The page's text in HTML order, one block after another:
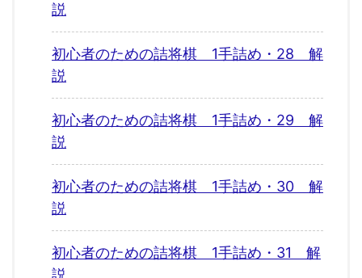
説
初心者のための詰将棋 1手詰め・28 解
説
初心者のための詰将棋 1手詰め・29 解
説
初心者のための詰将棋 1手詰め・30 解
説
初心者のための詰将棋 1手詰め・31 解
説